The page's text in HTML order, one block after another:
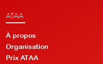
ATAA
À propos
Organisation
Prix ATAA